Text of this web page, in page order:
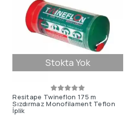
Stokta Yok
Resitape Twineflon 175 m
Sızdırmaz Monofilament Teflon
İplik